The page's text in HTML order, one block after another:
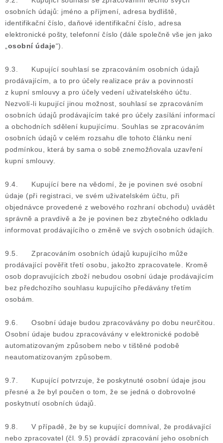
osobních údajů: jméno a příjmení, adresa bydliště,
identifikační číslo, daňové identifikační číslo, adresa
elektronické pošty, telefonní číslo (dále společně vše jen jako
„osobní údaje“).
9.3. Kupující souhlasí se zpracováním osobních údajů
prodávajícím, a to pro účely realizace práv a povinností
z kupní smlouvy a pro účely vedení uživatelského účtu.
Nezvolí-li kupující jinou možnost, souhlasí se zpracováním
osobních údajů prodávajícím také pro účely zasílání informací
a obchodních sdělení kupujícímu. Souhlas se zpracováním
osobních údajů v celém rozsahu dle tohoto článku není
podmínkou, která by sama o sobě znemožňovala uzavření
kupní smlouvy.
9.4. Kupující bere na vědomí, že je povinen své osobní
údaje (při registraci, ve svém uživatelském účtu, při
objednávce provedené z webového rozhraní obchodu) uvádět
správně a pravdivě a že je povinen bez zbytečného odkladu
informovat prodávajícího o změně ve svých osobních údajích.
9.5. Zpracováním osobních údajů kupujícího může
prodávající pověřit třetí osobu, jakožto zpracovatele. Kromě
osob dopravujících zboží nebudou osobní údaje prodávajícím
bez předchozího souhlasu kupujícího předávány třetím
osobám.
9.6. Osobní údaje budou zpracovávány po dobu neurčitou.
Osobní údaje budou zpracovávány v elektronické podobě
automatizovaným způsobem nebo v tištěné podobě
neautomatizovaným způsobem.
9.7. Kupující potvrzuje, že poskytnuté osobní údaje jsou
přesné a že byl poučen o tom, že se jedná o dobrovolné
poskytnutí osobních údajů.
9.8. V případě, že by se kupující domníval, že prodávající
nebo zpracovatel (čl. 9.5) provádí zpracování jeho osobních